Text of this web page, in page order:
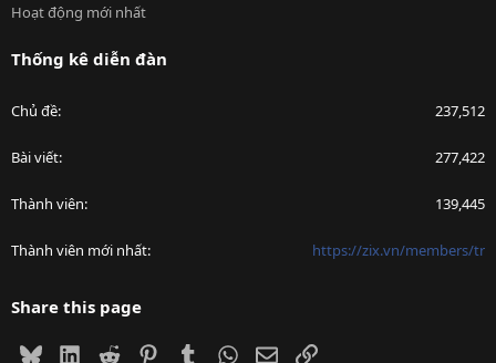
Hoạt động mới nhất
Thống kê diễn đàn
Chủ đề 237,512
Bài viết 277,422
Thành viên 139,445
Thành viên mới nhất https://zix.vn/members/tr
Share this page
BlueskyLinkedIn
Reddit PinterestTumblrWhatsApp
EmailLink